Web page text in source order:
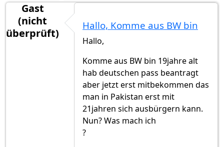
Gast
(nicht
überprüft)
Hallo, Komme aus BW bin
Hallo,
Komme aus BW bin 19jahre alt
hab deutschen pass beantragt
aber jetzt erst mitbekommen das
man in Pakistan erst mit
21jahren sich ausbürgern kann.
Nun? Was mach ich
?